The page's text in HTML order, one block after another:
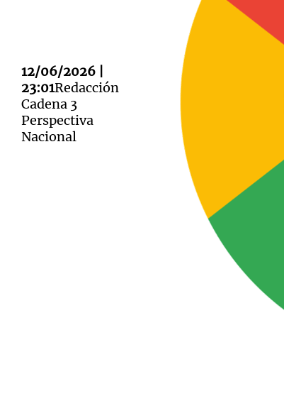
12/06/2026 |
23:01Redacción
Cadena 3
Perspectiva
Nacional
Mundial 2026